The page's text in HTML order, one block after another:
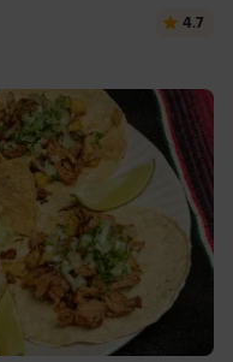
4.7